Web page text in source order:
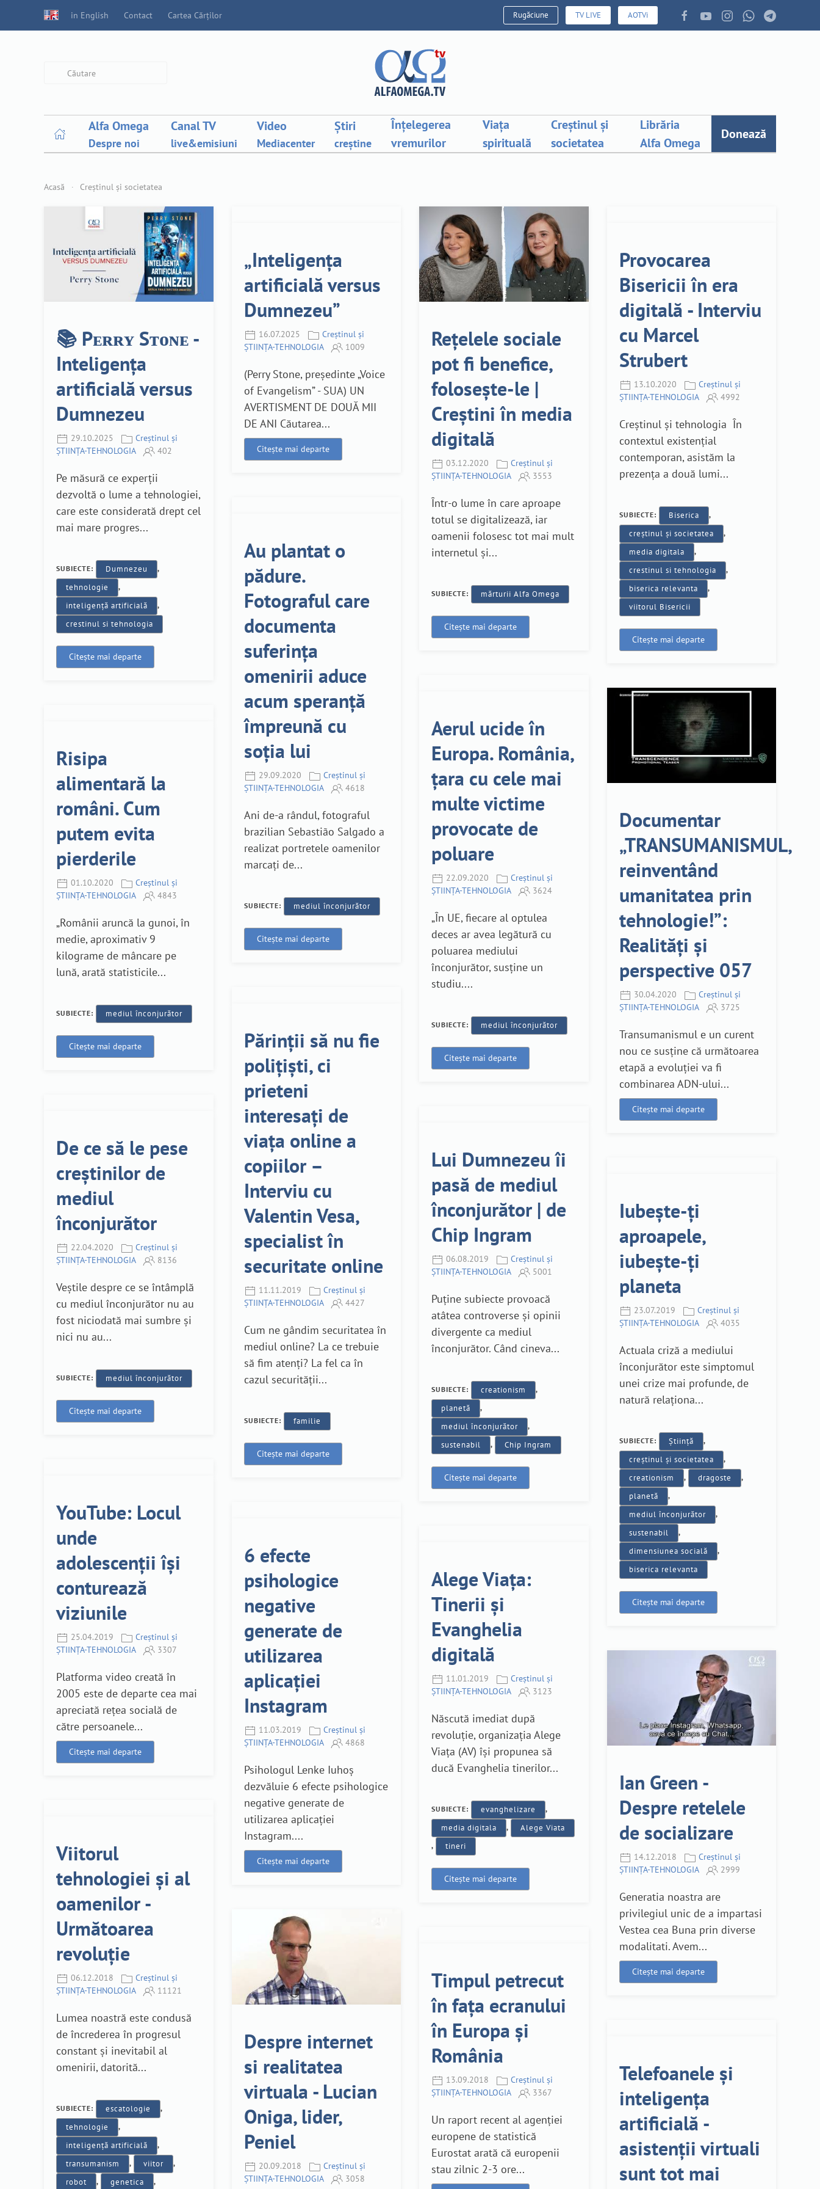
in English Contact Cartea Cărților Rugăciune TV LIVE AOTVi
Alfa Omega
Despre noi
Canal TV
live&emisiuni
Video
Mediacenter
Știri
creștine
Înțelegerea
vremurilor
Viața
spirituală
Creștinul și
societatea
Librăria
Alfa Omega
Donează
Acasă Creștinul și societatea
📚 Pᴇʀʀʏ Sᴛᴏɴᴇ -
Inteligența
artificială versus
Dumnezeu
29.10.2025
Creștinul și
ȘTIINȚA-TEHNOLOGIA
402
Pe măsură ce experții
dezvoltă o lume a tehnologiei,
care este considerată drept cel
mai mare progres...
SUBIECTE: Dumnezeu ,
tehnologie ,
inteligență artificială ,
crestinul si tehnologia
Citește mai departe
„Inteligența
artificială versus
Dumnezeu”
16.07.2025
Creștinul și
ȘTIINȚA-TEHNOLOGIA
1009
(Perry Stone, președinte „Voice
of Evangelism” - SUA) UN
AVERTISMENT DE DOUĂ MII
DE ANI Căutarea...
Citește mai departe
Rețelele sociale
pot fi benefice,
folosește-le |
Creștini în media
digitală
03.12.2020
Creștinul și
ȘTIINȚA-TEHNOLOGIA
3553
Într-o lume în care aproape
totul se digitalizează, iar
oamenii folosesc tot mai mult
internetul și...
SUBIECTE: mărturii Alfa Omega
Citește mai departe
Provocarea
Bisericii în era
digitală - Interviu
cu Marcel
Strubert
13.10.2020
Creștinul și
ȘTIINȚA-TEHNOLOGIA
4992
Creștinul și tehnologia În
contextul existențial
contemporan, asistăm la
prezența a două lumi...
SUBIECTE: Biserica ,
creștinul și societatea ,
media digitala ,
crestinul si tehnologia ,
biserica relevanta ,
viitorul Bisericii
Citește mai departe
Risipa
alimentară la
români. Cum
putem evita
pierderile
01.10.2020
Creștinul și
ȘTIINȚA-TEHNOLOGIA
4843
„Românii aruncă la gunoi, în
medie, aproximativ 9
kilograme de mâncare pe
lună, arată statisticile...
SUBIECTE: mediul înconjurător
Citește mai departe
Au plantat o
pădure.
Fotograful care
documenta
suferința
omenirii aduce
acum speranță
împreună cu
soția lui
29.09.2020
Creștinul și
ȘTIINȚA-TEHNOLOGIA
4618
Ani de-a rândul, fotograful
brazilian Sebastião Salgado a
realizat portretele oamenilor
marcați de...
SUBIECTE: mediul înconjurător
Citește mai departe
Aerul ucide în
Europa. România,
țara cu cele mai
multe victime
provocate de
poluare
22.09.2020
Creștinul și
ȘTIINȚA-TEHNOLOGIA
3624
„În UE, fiecare al optulea
deces ar avea legătură cu
poluarea mediului
înconjurător, susține un
studiu....
SUBIECTE: mediul înconjurător
Citește mai departe
Documentar
„TRANSUMANISMUL,
reinventând
umanitatea prin
tehnologie!”:
Realități și
perspective 057
30.04.2020
Creștinul și
ȘTIINȚA-TEHNOLOGIA
3725
Transumanismul e un curent
nou ce susține că următoarea
etapă a evoluției va fi
combinarea ADN-ului...
Citește mai departe
De ce să le pese
creștinilor de
mediul
înconjurător
22.04.2020
Creștinul și
ȘTIINȚA-TEHNOLOGIA
8136
Veștile despre ce se întâmplă
cu mediul înconjurător nu au
fost niciodată mai sumbre și
nici nu au...
SUBIECTE: mediul înconjurător
Citește mai departe
Părinții să nu fie
polițiști, ci
prieteni
interesați de
viața online a
copiilor –
Interviu cu
Valentin Vesa,
specialist în
securitate online
11.11.2019
Creștinul și
ȘTIINȚA-TEHNOLOGIA
4427
Cum ne gândim securitatea în
mediul online? La ce trebuie
să fim atenți? La fel ca în
cazul securității...
SUBIECTE: familie
Citește mai departe
Lui Dumnezeu îi
pasă de mediul
înconjurător | de
Chip Ingram
06.08.2019
Creștinul și
ȘTIINȚA-TEHNOLOGIA
5001
Puține subiecte provoacă
atâtea controverse și opinii
divergente ca mediul
înconjurător. Când cineva...
SUBIECTE: creationism ,
planetă ,
mediul înconjurător ,
sustenabil , Chip Ingram
Citește mai departe
Iubește-ți
aproapele,
iubește-ți
planeta
23.07.2019
Creștinul și
ȘTIINȚA-TEHNOLOGIA
4035
Actuala criză a mediului
înconjurător este simptomul
unei crize mai profunde, de
natură relaționa...
SUBIECTE: Știință ,
creștinul și societatea ,
creationism , dragoste ,
planetă ,
mediul înconjurător ,
sustenabil ,
dimensiunea socială ,
biserica relevanta
Citește mai departe
YouTube: Locul
unde
adolescenții își
conturează
viziunile
25.04.2019
Creștinul și
ȘTIINȚA-TEHNOLOGIA
3307
Platforma video creată în
2005 este de departe cea mai
apreciată rețea socială de
către persoanele...
Citește mai departe
6 efecte
psihologice
negative
generate de
utilizarea
aplicației
Instagram
11.03.2019
Creștinul și
ȘTIINȚA-TEHNOLOGIA
4868
Psihologul Lenke Iuhoș
dezvăluie 6 efecte psihologice
negative generate de
utilizarea aplicației
Instagram....
Citește mai departe
Alege Viața:
Tinerii și
Evanghelia
digitală
11.01.2019
Creștinul și
ȘTIINȚA-TEHNOLOGIA
3123
Născută imediat după
revoluție, organizația Alege
Viața (AV) își propunea să
ducă Evanghelia tinerilor...
SUBIECTE: evanghelizare ,
media digitala , Alege Viata
, tineri
Citește mai departe
Ian Green -
Despre retelele
de socializare
14.12.2018
Creștinul și
ȘTIINȚA-TEHNOLOGIA
2999
Generatia noastra are
privilegiul unic de a impartasi
Vestea cea Buna prin diverse
modalitati. Avem...
Citește mai departe
Viitorul
tehnologiei și al
oamenilor -
Următoarea
revoluție
06.12.2018
Creștinul și
ȘTIINȚA-TEHNOLOGIA
11121
Lumea noastră este condusă
de încrederea în progresul
constant și inevitabil al
omenirii, datorită...
SUBIECTE: escatologie ,
tehnologie ,
inteligență artificială ,
transumanism , viitor ,
robot , genetica ,
Despre internet
si realitatea
virtuala - Lucian
Oniga, lider,
Peniel
20.09.2018
Creștinul și
ȘTIINȚA-TEHNOLOGIA
3058
Timpul petrecut
în fața ecranului
în Europa și
România
13.09.2018
Creștinul și
ȘTIINȚA-TEHNOLOGIA
3367
Un raport recent al agenției
europene de statistică
Eurostat arată că europenii
stau zilnic 2-3 ore...
Telefoanele și
inteligența
artificială -
asistenții virtuali
sunt tot mai